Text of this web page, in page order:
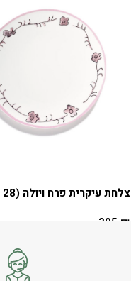
צלחת עיקרית פרח ויולה (28 ס"מ)
395 ₪